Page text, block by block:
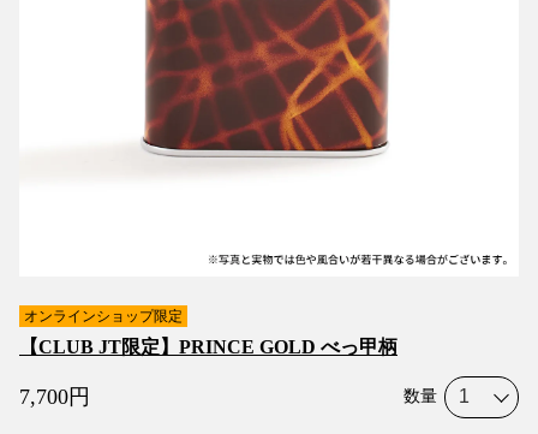
オンラインショップ限定
【CLUB JT限定】PRINCE GOLD べっ甲柄
7,700円 数量